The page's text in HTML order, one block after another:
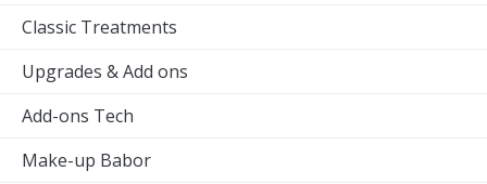
Classic Treatments
Upgrades & Add ons
Add-ons Tech
Make-up Babor